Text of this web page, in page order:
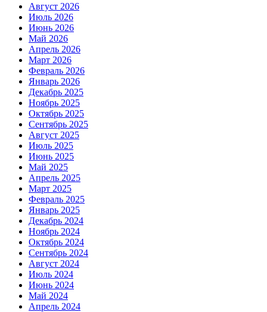
Август 2026
Июль 2026
Июнь 2026
Май 2026
Апрель 2026
Март 2026
Февраль 2026
Январь 2026
Декабрь 2025
Ноябрь 2025
Октябрь 2025
Сентябрь 2025
Август 2025
Июль 2025
Июнь 2025
Май 2025
Апрель 2025
Март 2025
Февраль 2025
Январь 2025
Декабрь 2024
Ноябрь 2024
Октябрь 2024
Сентябрь 2024
Август 2024
Июль 2024
Июнь 2024
Май 2024
Апрель 2024